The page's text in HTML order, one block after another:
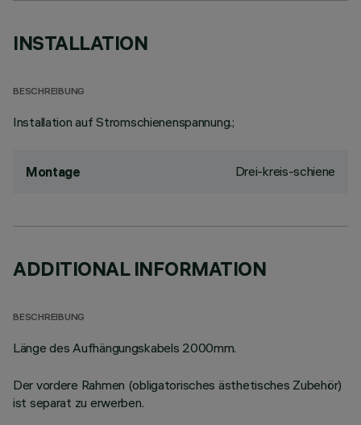
INSTALLATION
BESCHREIBUNG
Installation auf Stromschienenspannung.;
Montage Drei-kreis-schiene
ADDITIONAL INFORMATION
BESCHREIBUNG
Länge des Aufhängungskabels 2000mm.
Der vordere Rahmen (obligatorisches ästhetisches Zubehör)
ist separat zu erwerben.